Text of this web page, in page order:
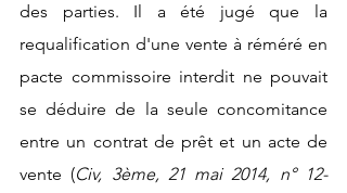
des parties. Il a été jugé que la
requalification d'une vente à réméré en
pacte commissoire interdit ne pouvait
se déduire de la seule concomitance
entre un contrat de prêt et un acte de
vente (Civ, 3ème, 21 mai 2014, n° 12-